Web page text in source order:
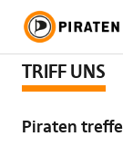
TRIFF UNS
Piraten